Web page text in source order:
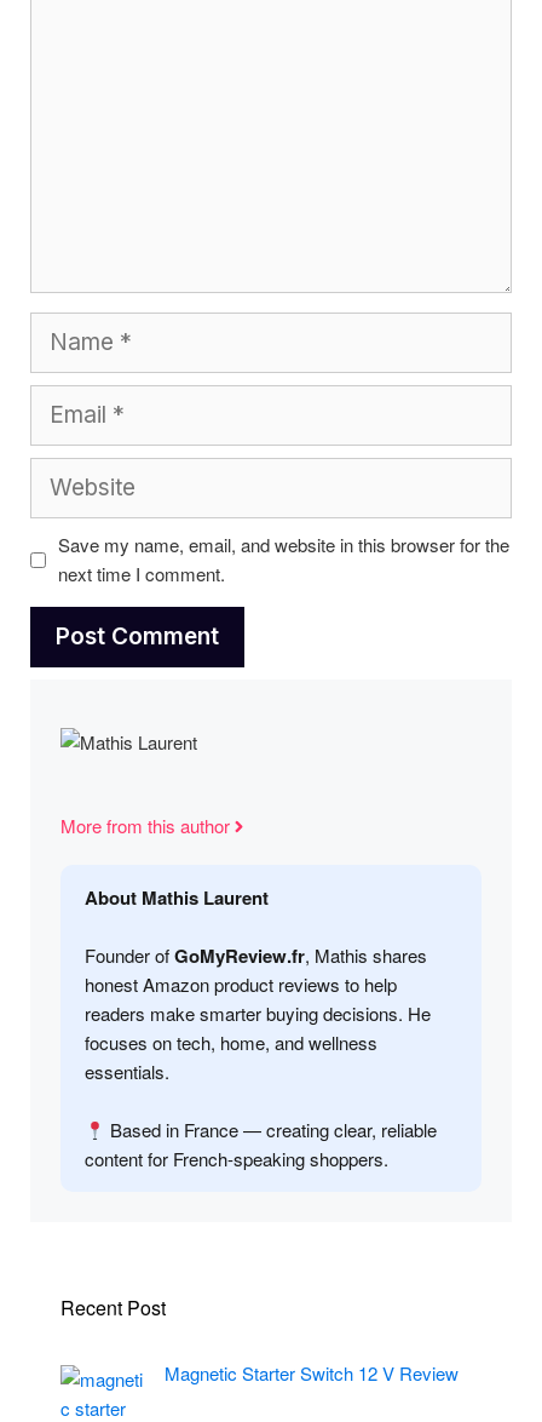
Save my name, email, and website in this browser for the
next time I comment.
More from this author
About Mathis Laurent
Founder ofGoMyReview.fr, Mathis shares
honest Amazon product reviews to help
readers make smarter buying decisions. He
focuses on tech, home, and wellness
essentials.
Based in France — creating clear, reliable
content for French-speaking shoppers.
Recent Post
Magnetic Starter Switch 12 V Review